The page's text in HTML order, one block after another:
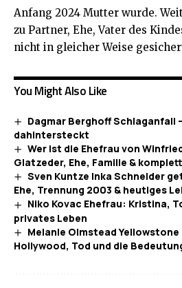
Anfang 2024 Mutter wurde.
zu Partner, Ehe, Vater des
nicht in gleicher Weise
You Might Also Like
Dagmar Berghoff Schlaganfall
dahintersteckt
Wer ist die Ehefrau von
Glatzeder, Ehe, Familie &
Sven Kuntze Inka Schneider
Ehe, Trennung 2003 & heutiges
Niko Kovac Ehefrau: Kristina,
privates Leben
Melanie Olmstead
Hollywood, Tod und die